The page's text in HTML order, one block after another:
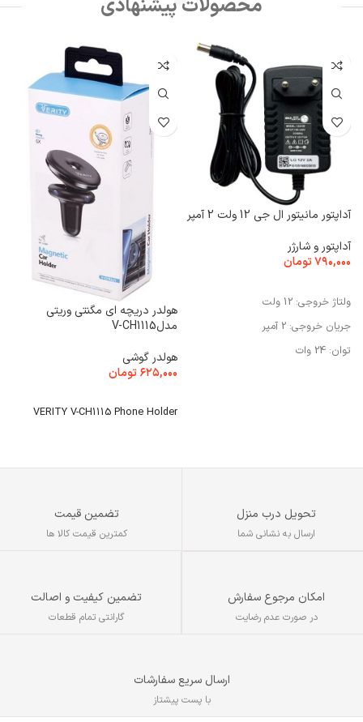
محصولات پیشنهادی
آداپتور مانیتور ال جی 12 ولت 2 آمپر
آداپتور و شارژر
۷۹۰,۰۰۰تومان
ولتاژ خروجی: 12 ولت
جریان خروجی: 2 آمپر
توان: 24 وات
طراحی جمع‌وجور و سبک
هولدر دریچه ای مگنتی وریتی
مدلV-CH1115
هولدر گوشی
۶۲۵,۰۰۰تومان
VERITY V-CH1115 Phone Holder
تحویل درب منزل
ارسال به نشانی شما
تضمین قیمت
کمترین قیمت کالا ها
امکان مرجوع سفارش
در صورت عدم رضایت
تضمین کیفیت و اصالت
گارانتی تمام قطعات
ارسال سریع سفارشات
با پست پیشتاز